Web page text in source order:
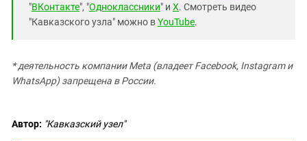
"ВКонтакте", "Одноклассники" и X. Смотреть видео
"Кавказского узла" можно вYouTube.
* деятельность компании Meta (владеет Facebook, Instagram и
WhatsApp) запрещена в России.
Автор: "Кавказский узел"